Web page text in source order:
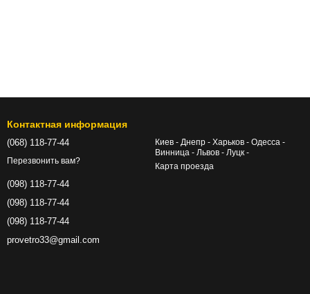
Контактная информация
(068) 118-77-44
Перезвонить вам?
(098) 118-77-44
(098) 118-77-44
(098) 118-77-44
provetro33@gmail.com
Киев - Днепр - Харьков - Одесса -
Винница - Львов - Луцк -
Карта проезда